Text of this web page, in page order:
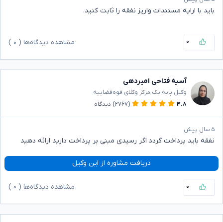
باید با ارایه مستندات واریز نفقه را ثابت کنید.
۰ مشاهده دیدگاه‌ها ( ۰
آسیه فتاحی امیردهی
وکیل پایه یک مرکز وکلای قوه‌قضاییه
۴.۸
(۲۷۶۷) دیدگاه
۵ سال پیش
نفقه باید پرداخت گردد اگر رسیدی مبنی بر پرداخت دارید ارائه دهید
دریافت مشاوره از این وکیل
۰ مشاهده دیدگاه‌ها ( ۰